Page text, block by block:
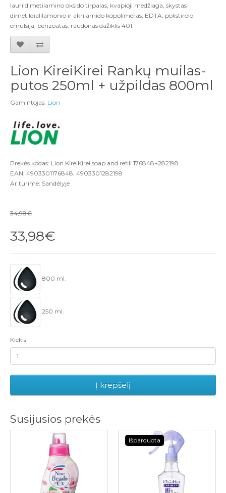
laurildimetilamino oksido tirpalas, kvapioji medžiaga, skystas
dimetildialilamonio ir akrilamido kopolimeras, EDTA, polistirolo
emulsija, benzoatas, raudonas dažiklis 401.
Lion KireiKirei Rankų muilas-
putos 250ml + užpildas 800ml
Gamintojas: Lion
Prekės kodas: Lion KireiKirei soap and refill 176848+282198
EAN: 4903301176848, 4903301282198
Ar turime: Sandėlyje
34,98€
33,98€
800 ml.
250 ml.
Kiekis
Į krepšelį
Susijusios prekės
Išparduota